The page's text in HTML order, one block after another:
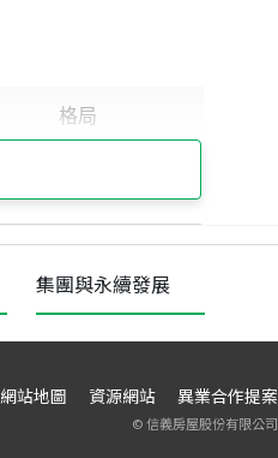
集團與永續發展
網站地圖 資源網站 異業合作提案
©信義房屋股份有限公司